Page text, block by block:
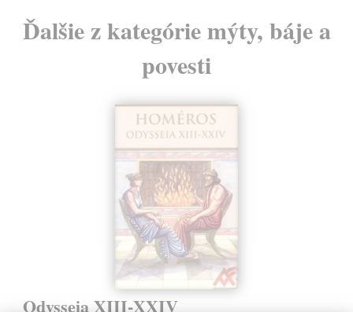
Ďalšie z kategórie mýty, báje a
povesti
Odysseia XIII-XXIV